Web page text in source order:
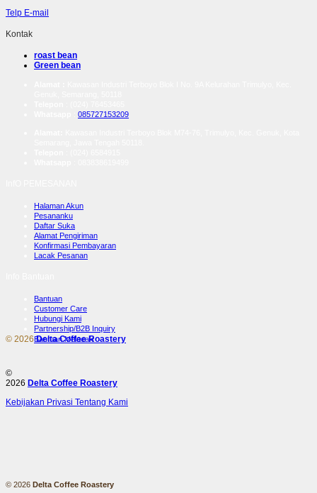
Telp E-mail
Kontak
roast bean
Green bean
085727153209
Halaman Akun
Pesananku
Daftar Suka
Alamat Pengiriman
Konfirmasi Pembayaran
Lacak Pesanan
Bantuan
Customer Care
Hubungi Kami
Partnership/B2B Inquiry
Bantuan Melacak
© 2026Delta Coffee Roastery
©
2026 Delta Coffee Roastery
Kebijakan Privasi Tentang Kami
© 2026 Delta Coffee Roastery